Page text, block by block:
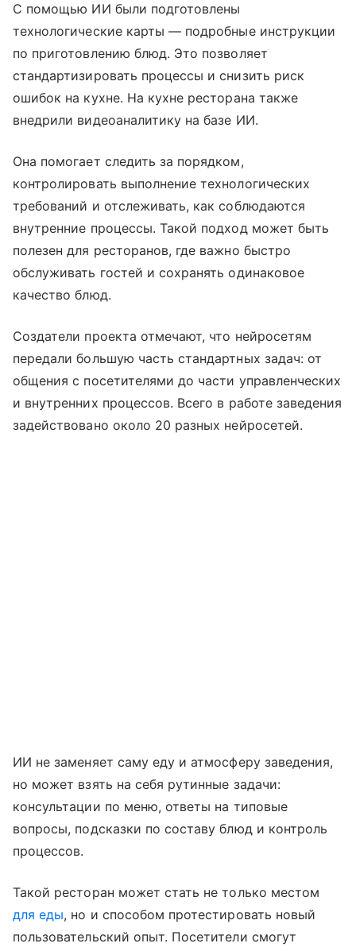
С помощью ИИ были подготовлены
технологические карты — подробные инструкции
по приготовлению блюд. Это позволяет
стандартизировать процессы и снизить риск
ошибок на кухне. На кухне ресторана также
внедрили видеоаналитику на базе ИИ.
Она помогает следить за порядком,
контролировать выполнение технологических
требований и отслеживать, как соблюдаются
внутренние процессы. Такой подход может быть
полезен для ресторанов, где важно быстро
обслуживать гостей и сохранять одинаковое
качество блюд.
Создатели проекта отмечают, что нейросетям
передали большую часть стандартных задач: от
общения с посетителями до части управленческих
и внутренних процессов. Всего в работе заведения
задействовано около 20 разных нейросетей.
ИИ не заменяет саму еду и атмосферу заведения,
но может взять на себя рутинные задачи:
консультации по меню, ответы на типовые
вопросы, подсказки по составу блюд и контроль
процессов.
Такой ресторан может стать не только местом
для еды, но и способом протестировать новый
пользовательский опыт. Посетители смогут